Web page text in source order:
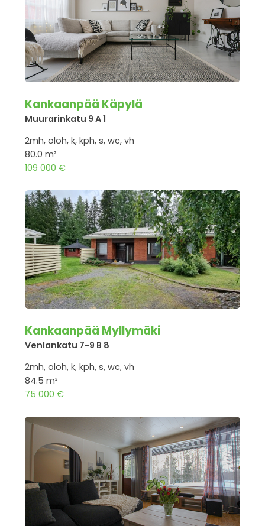
Kankaanpää Käpylä
Muurarinkatu 9 A 1
2mh, oloh, k, kph, s, wc, vh
80.0 m²
109 000 €
Kankaanpää Myllymäki
Venlankatu 7-9 B 8
2mh, oloh, k, kph, s, wc, vh
84.5 m²
75 000 €